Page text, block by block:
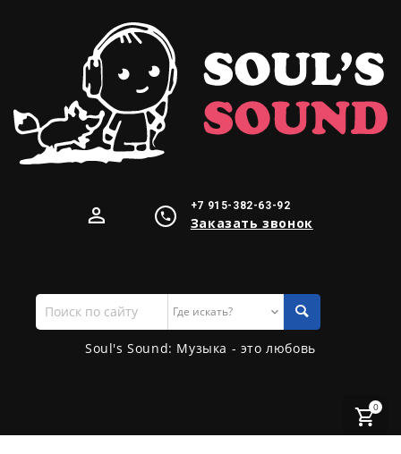
+7 915-382-63-92
Заказать звонок
Поиск
по
сайту
Soul's Sound: Музыка - это любовь
0